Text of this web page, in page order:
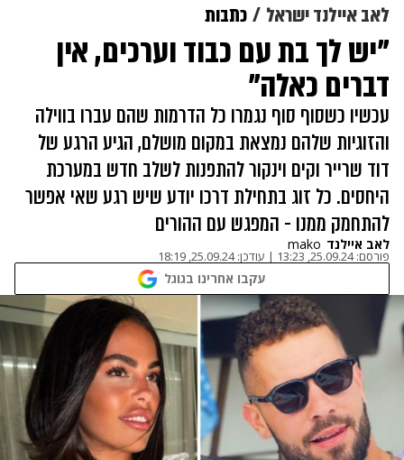
לאב איילנד ישראל כתבות
"יש לך בת עם כבוד וערכים, אין
דברים כאלה"
עכשיו כשסוף סוף נגמרו כל הדרמות שהם עברו בווילה
והזוגיות שלהם נמצאת במקום מושלם, הגיע הרגע של
דוד שרייר וקים וינקור להתפנות לשלב חדש במערכת
היחסים. כל זוג בתחילת דרכו יודע שיש רגע שאי אפשר
להתחמק ממנו - המפגש עם ההורים
לאב איילנד mako
פורסם:25.09.24, 13:23
| עודכן:25.09.24, 18:19
עקבו אחרינו בגוגל